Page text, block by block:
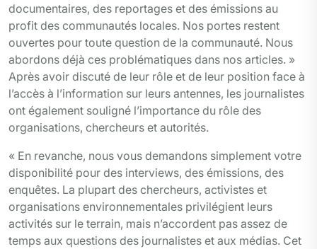
documentaires, des reportages et des émissions au
profit des communautés locales. Nos portes restent
ouvertes pour toute question de la communauté. Nous
abordons déjà ces problématiques dans nos articles. »
Après avoir discuté de leur rôle et de leur position face à
l’accès à l’information sur leurs antennes, les journalistes
ont également souligné l’importance du rôle des
organisations, chercheurs et autorités.
« En revanche, nous vous demandons simplement votre
disponibilité pour des interviews, des émissions, des
enquêtes. La plupart des chercheurs, activistes et
organisations environnementales privilégient leurs
activités sur le terrain, mais n’accordent pas assez de
temps aux questions des journalistes et aux médias. Cet